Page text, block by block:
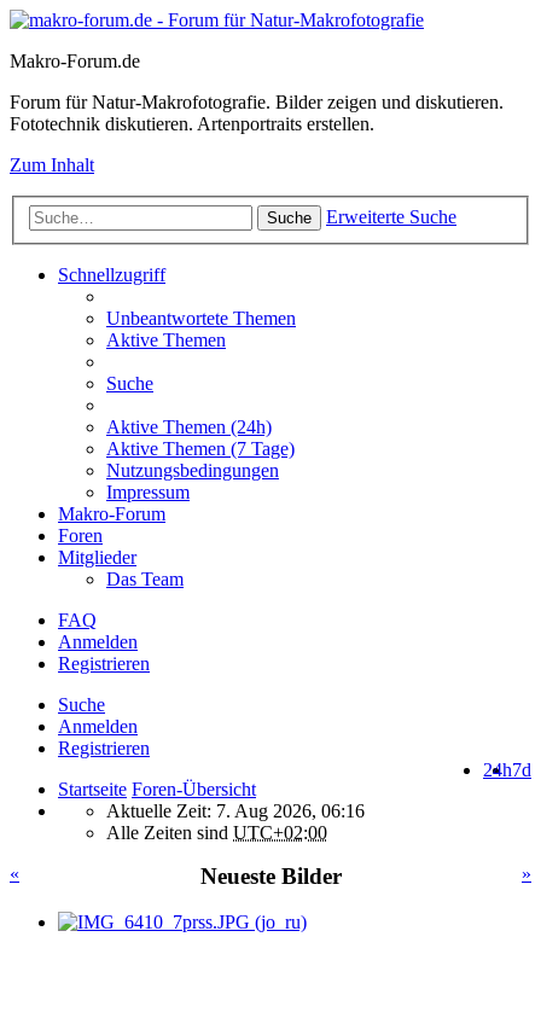
Makro-Forum.de
Forum für Natur-Makrofotografie. Bilder zeigen und diskutieren.
Fototechnik diskutieren. Artenportraits erstellen.
Zum Inhalt
Suche Erweiterte Suche
Schnellzugriff
Unbeantwortete Themen
Aktive Themen
Suche
Aktive Themen (24h)
Aktive Themen (7 Tage)
Nutzungsbedingungen
Impressum
Makro-Forum
Foren
Mitglieder
Das Team
FAQ
Anmelden
Registrieren
Suche
Anmelden
Registrieren
7d
24h
Startseite Foren-Übersicht
Aktuelle Zeit: 7. Aug 2026, 06:16
Alle Zeiten sind UTC+02:00
«
»
Neueste Bilder